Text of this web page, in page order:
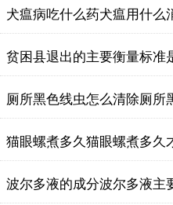
犬瘟病吃什么药犬瘟用什么
厕所黑色线虫怎么清除厕所
猫眼螺煮多久猫眼螺煮多久
波尔多液的成分波尔多液主